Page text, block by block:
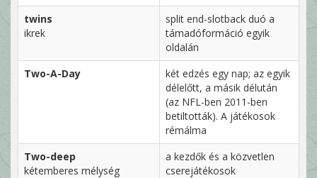
twins
ikrek
split end-slotback duó a
támadóformáció egyik
oldalán
Two-A-Day
két edzés egy nap; az egyik
délelőtt, a másik délután
(az NFL-ben 2011-ben
betiltották). A játékosok
rémálma
Two-deep
kétemberes mélység
a kezdők és a közvetlen
cserejátékosok